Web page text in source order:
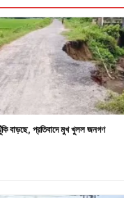
বাড়ছে, প্রতিবাদে মুখ খুলল জনগণ